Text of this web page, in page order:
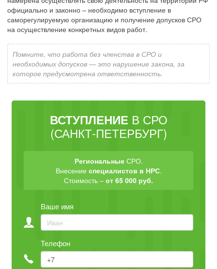
официально и законно – необходимо вступление в
саморегулируемую организацию и получение допусков СРО
на осуществление конкретных видов работ.
Помните, что работа без членства в СРО и
необходимых допусков — это нарушение закона, за
которое предусмотрена ответственность.
ВСТУПЛЕНИЕ В СРО
(САНКТ-ПЕТЕРБУРГ)
РегиональныеСРО.
Внесение специалистов в НРС.
Стоимость – от 65 000 руб.
Ваше имя
Телефон